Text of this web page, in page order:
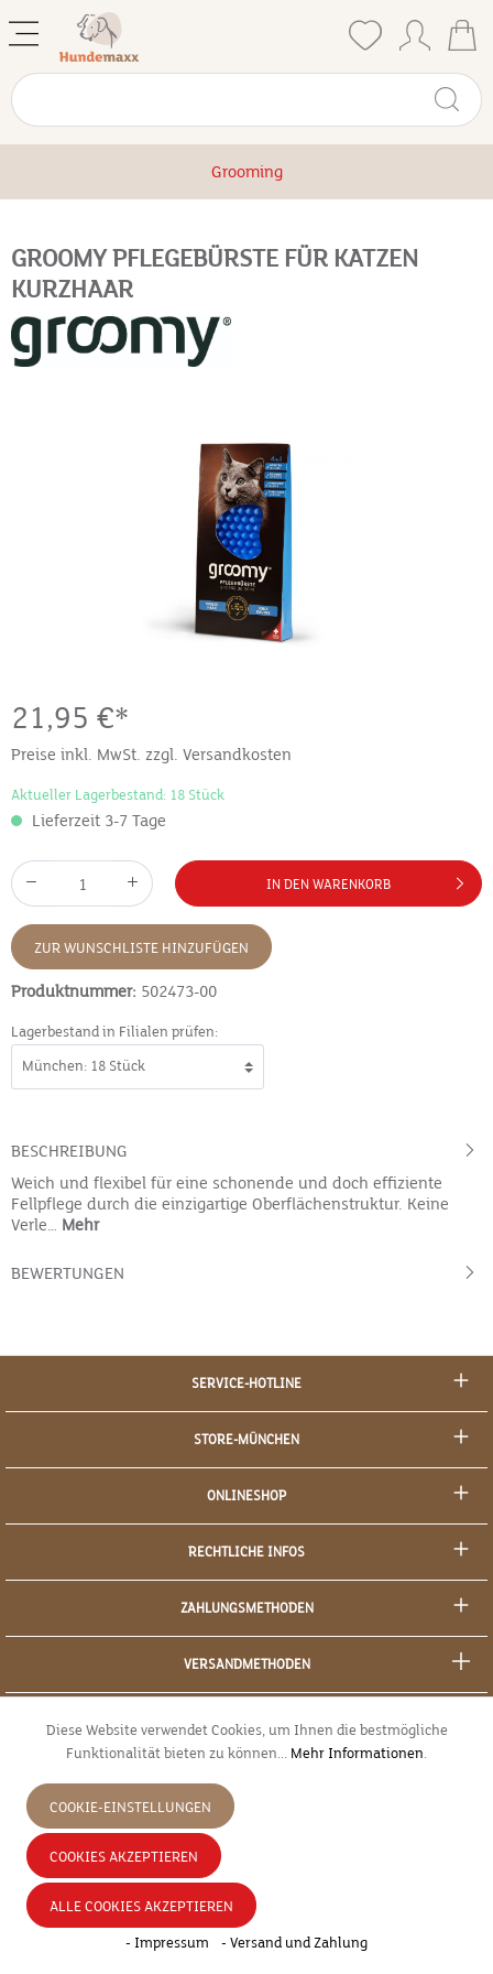
Grooming
GROOMY PFLEGEBÜRSTE FÜR KATZEN
KURZHAAR
21,95 €*
Preise inkl. MwSt. zzgl. Versandkosten
Aktueller Lagerbestand: 18 Stück
Lieferzeit 3-7 Tage
IN DEN WARENKORB
ZUR WUNSCHLISTE HINZUFÜGEN
Produktnummer: 502473-00
Lagerbestand in Filialen prüfen:
BESCHREIBUNG
Weich und flexibel für eine schonende und doch effiziente
Fellpflege durch die einzigartige Oberflächenstruktur. Keine
Verle… Mehr
BEWERTUNGEN
SERVICE-HOTLINE
STORE-MÜNCHEN
ONLINESHOP
RECHTLICHE INFOS
ZAHLUNGSMETHODEN
VERSANDMETHODEN
JETZT WIDERRUFEN
* Alle Preise inkl. gesetzl. Mehrwertsteuer zzgl.
Nachnahmegebühren, wenn nicht anders angegeben.
Diese Website verwendet Cookies, um Ihnen die bestmögliche
Funktionalität bieten zu können... Mehr Informationen.
COOKIE-EINSTELLUNGEN
COOKIES AKZEPTIEREN
ALLE COOKIES AKZEPTIEREN
- Impressum - Versand und Zahlung